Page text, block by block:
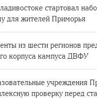
стартовал
для жителей Приморья
из шести регионов
корпуса кампуса ДВФУ
учреждения
проверку перед